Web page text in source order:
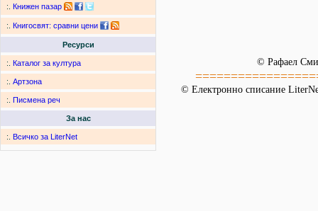
:. Книжен пазар
:. Книгосвят: сравни цени
Ресурси
:. Каталог за култура
:. Артзона
:. Писмена реч
За нас
:. Всичко за LiterNet
© Рафаел
© Електронно списание